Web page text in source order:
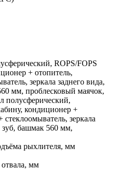
ROPS/FOPS
+ отопитель,
зеркала заднего вида,
мм, проблесковый маячок,
полусферический,
кондиционер +
стеклоомыватель, зеркала
зуб, башмак 560 мм,
рыхлителя, мм
отвала, мм